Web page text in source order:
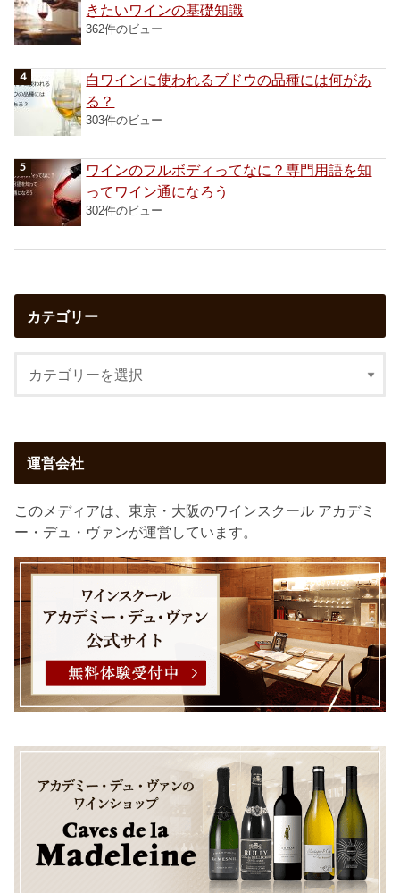
きたいワインの基礎知識
362件のビュー
白ワインに使われるブドウの品種には何があ
る？
303件のビュー
ワインのフルボディってなに？専門用語を知
ってワイン通になろう
302件のビュー
カテゴリー
運営会社
このメディアは、東京・大阪のワインスクール アカデミ
ー・デュ・ヴァンが運営しています。